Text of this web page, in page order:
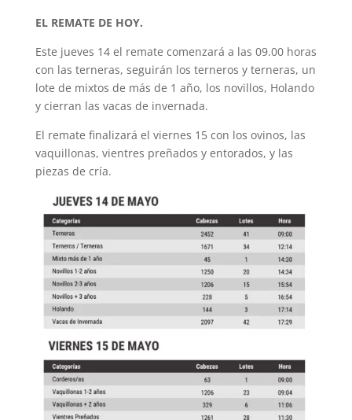
EL REMATE DE HOY.
Este jueves 14 el remate comenzará a las 09.00 horas
con las terneras, seguirán los terneros y terneras, un
lote de mixtos de más de 1 año, los novillos, Holando
y cierran las vacas de invernada.
El remate finalizará el viernes 15 con los ovinos, las
vaquillonas, vientres preñados y entorados, y las
piezas de cría.